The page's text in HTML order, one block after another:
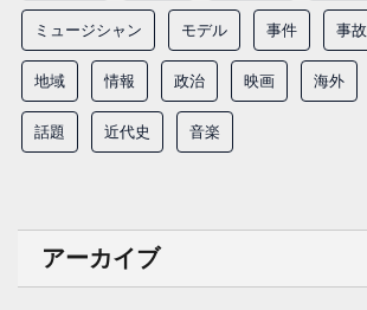
ミュージシャン モデル 事件 事故
地域 情報 政治 映画 海外
話題 近代史 音楽
アーカイブ